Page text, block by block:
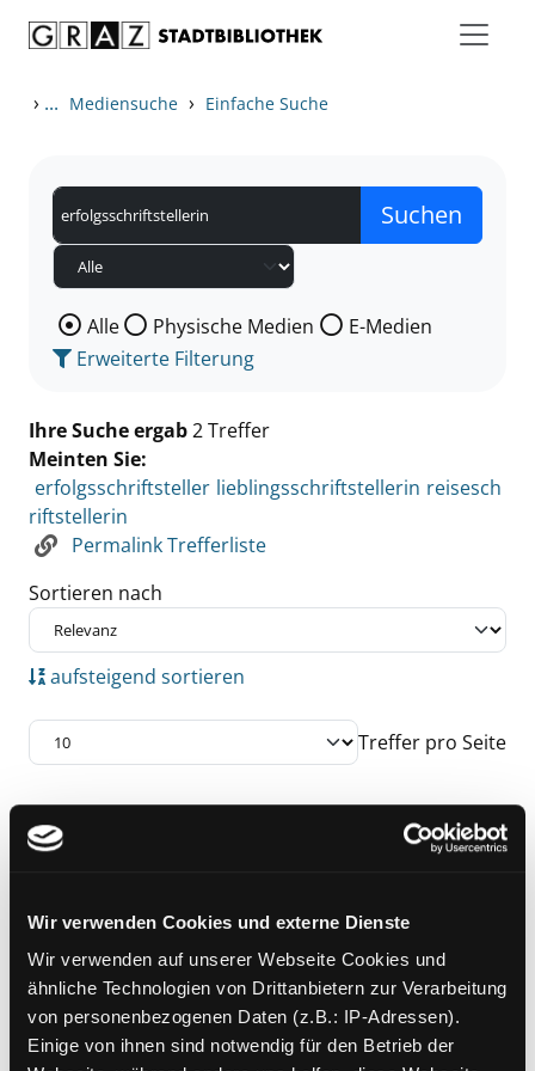
Wir verwenden Cookies und externe Dienste
Wir verwenden auf unserer Webseite Cookies und
ähnliche Technologien von Drittanbietern zur Verarbeitung
von personenbezogenen Daten (z.B.: IP-Adressen).
Einige von ihnen sind notwendig für den Betrieb der
› ... Mediensuche › Einfache Suche
Wählen Sie die Medienart nach der Sie suchen wollen.
Alle Physische Medien
E-Medien
Erweiterte Filterung
Ihre Suche ergab2 Treffer
Meinten Sie:
erfolgsschriftsteller lieblingsschriftstellerin reisesch
riftstellerin
Permalink Trefferliste
Sortieren nach
aufsteigend sortieren
Treffer pro Seite
Suchergebnis
Zu den Suchfiltern springen
Exemplar-Details von Geht's noch?! anzeigen
Roman
Verfasser: Kristek, SusanneSuche nach
Jahr:2025
Verlag:Meßkirch, Gmeiner